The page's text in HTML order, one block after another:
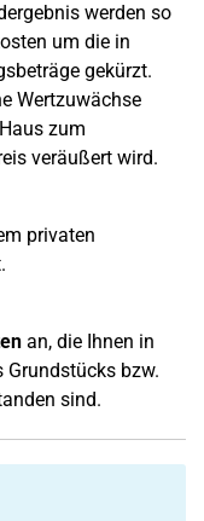
werden so
um die in
gekürzt.
Wertzuwächse
zum
veräußert wird.
privaten
an, die Ihnen in
bzw.
sind.